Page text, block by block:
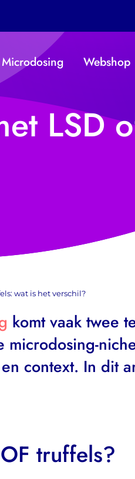
Microdosing Webshop
LSD
wat is het verschil?
komt vaak twee
context. In dit
truffels?